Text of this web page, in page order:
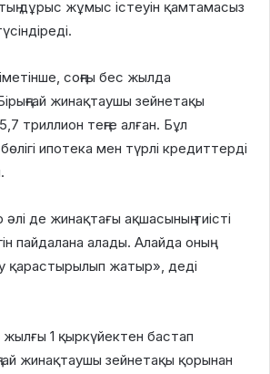
дұрыс жұмыс істеуін қамтамасыз
соңғы бес жылда
жинақтаушы зейнетақы
триллион теңге алған. Бұл
ипотека мен түрлі кредиттерді
де жинақтағы ақшасының тиісті
пайдалана алады. Алайда оның
қарастырылып жатыр», деді
жылғы 1 қыркүйектен бастап
жинақтаушы зейнетақы қорынан